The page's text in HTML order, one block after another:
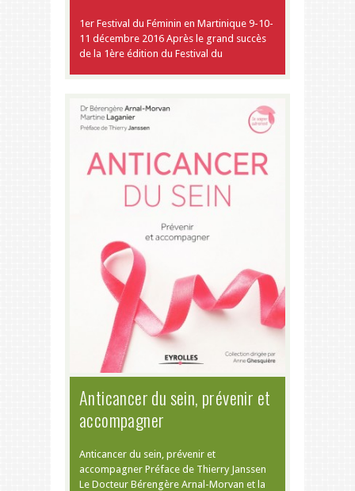
1er Festival du Féminin en Martinique 9-10-
11 décembre 2016 Après le grand succès
de la 1ère édition du Festival du
Anticancer du sein, prévenir et
accompagner
Anticancer du sein, prévenir et
accompagner Préface de Thierry Janssen
Le Docteur Bérengère Arnal-Morvan et la